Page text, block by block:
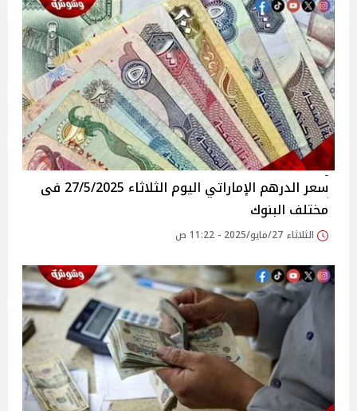
سعر الدرهم الإماراتي اليوم الثلاثاء 27/5/2025 فى
مختلف البنوك
الثلاثاء 27/مايو/2025 - 11:22 ص